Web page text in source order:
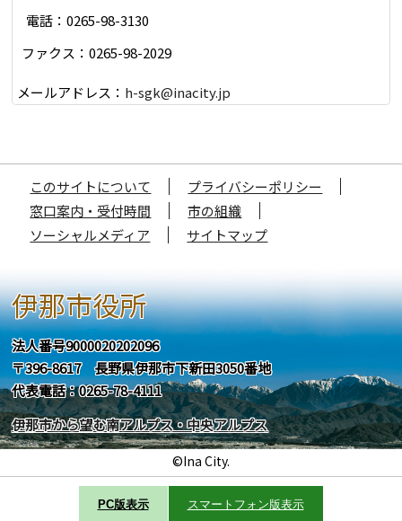
電話：0265-98-3130
ファクス：0265-98-2029
メールアドレス： h-sgk@inacity.jp
このサイトについて
プライバシーポリシー
窓口案内・受付時間
市の組織
ソーシャルメディア
サイトマップ
伊那市役所
法人番号9000020202096
〒396-8617 長野県伊那市下新田3050番地
代表電話：0265-78-4111
伊那市から望む南アルプス・中央アルプス
©Ina City.
PC版表示 スマートフォン版表示